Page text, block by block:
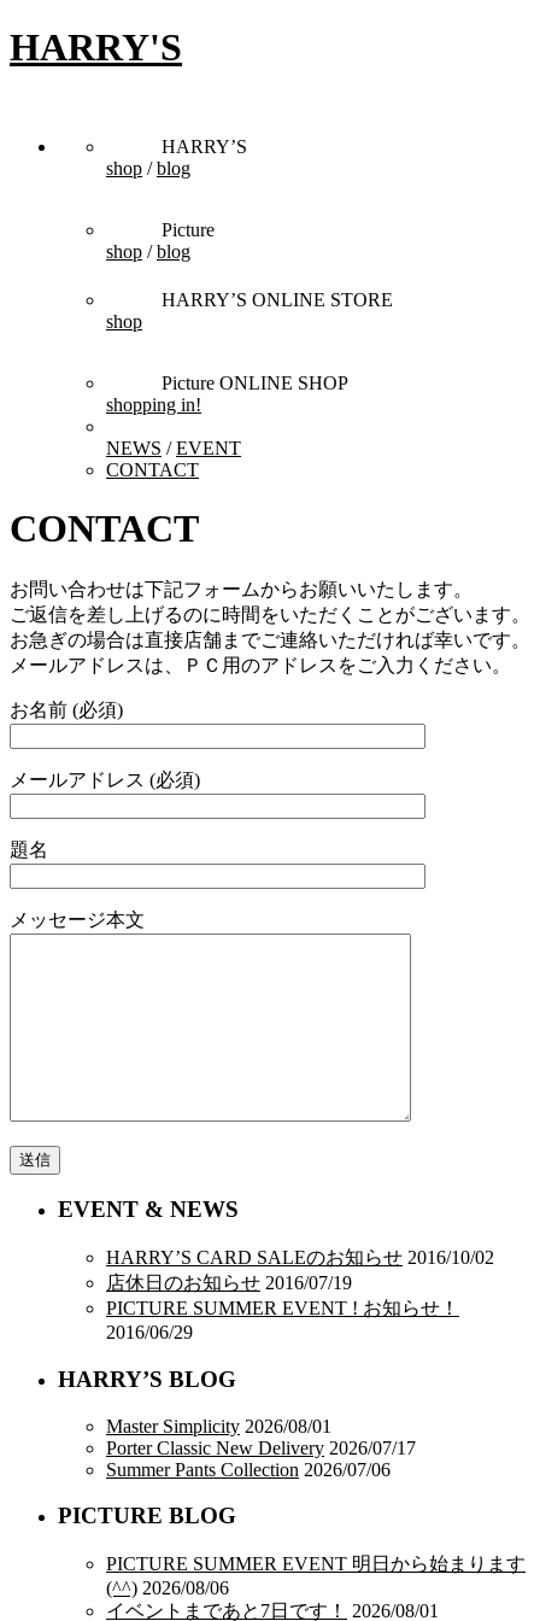
HARRY'S
HARRY’S
shop /blog
Picture
shop /blog
HARRY’S ONLINE STORE
shop
Picture ONLINE SHOP
shopping in!
NEWS /EVENT
CONTACT
CONTACT
お問い合わせは下記フォームからお願いいたします。
ご返信を差し上げるのに時間をいただくことがございます。
お急ぎの場合は直接店舗までご連絡いただければ幸いです。
メールアドレスは、ＰＣ用のアドレスをご入力ください。
お名前 (必須)
メールアドレス (必須)
題名
メッセージ本文
EVENT & NEWS
HARRY’S CARD SALEのお知らせ 2016/10/02
店休日のお知らせ 2016/07/19
PICTURE SUMMER EVENT ! お知らせ！
2016/06/29
HARRY’S BLOG
Master Simplicity 2026/08/01
Porter Classic New Delivery 2026/07/17
Summer Pants Collection 2026/07/06
PICTURE BLOG
PICTURE SUMMER EVENT 明日から始まります
(^^) 2026/08/06
イベントまであと7日です！
2026/08/01